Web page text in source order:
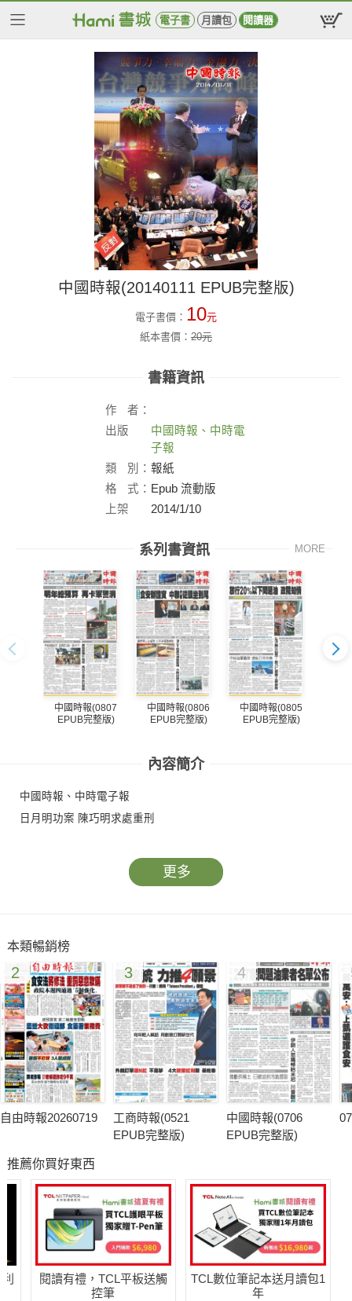
電子書 月讀包 閱讀器
中國時報(20140111 EPUB完整版)
電子書價： 10元
紙本書價： 20元
書籍資訊
作
者：
出版
中國時報、中時電
子報
類
別： 報紙
格
式： Epub 流動版
上架
2014/1/10
系列書資訊 MORE
中國時報(0807
EPUB完整版)
中國時報(0806
EPUB完整版)
中國時報(0805
EPUB完整版)
內容簡介
中國時報、中時電子報
日月明功案 陳巧明求處重刑
更多
本類暢銷榜
2
自由時報20260719
3
工商時報(0521
EPUB完整版)
4
中國時報(0706
EPUB完整版)
推薦你買好東西
閱讀有禮，TCL平板送觸
控筆
TCL數位筆記本送月讀包1
年